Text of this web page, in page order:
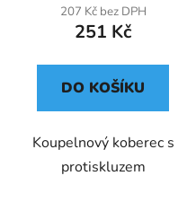
207 Kč bez DPH
251 Kč
DO KOŠÍKU
Koupelnový koberec s
protiskluzem